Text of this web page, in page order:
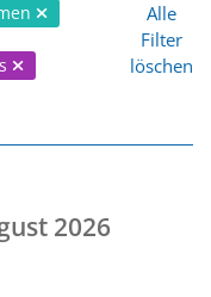
Alle
Filter
löschen
2026